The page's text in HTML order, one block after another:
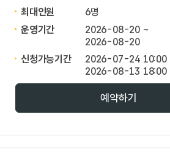
최대인원
6명
운영기간
2026-08-20 ~
2026-08-20
신청가능기간
2026-07-24 10:00
2026-08-13 18:00
예약하기